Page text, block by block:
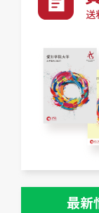
送
最新